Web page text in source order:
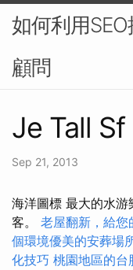
如何利用
顧問
Je Tall
Sep 21, 2013
海洋圖標 最大的水游
客。 老屋翻新，給您
個環境優美的安葬場
化技巧 桃園地區的台